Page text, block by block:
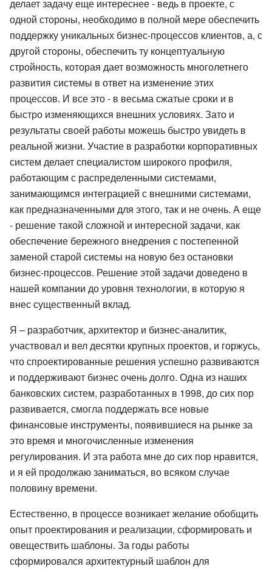
делает задачу еще интереснее - ведь в проекте, с
одной стороны, необходимо в полной мере обеспечить
поддержку уникальных бизнес-процессов клиентов, а, с
другой стороны, обеспечить ту концептуальную
стройность, которая дает возможность многолетнего
развития системы в ответ на изменение этих
процессов. И все это - в весьма сжатые сроки и в
быстро изменяющихся внешних условиях. Зато и
результаты своей работы можешь быстро увидеть в
реальной жизни. Участие в разработки корпоративных
систем делает специалистом широкого профиля,
работающим с распределенными системами,
занимающимся интеграцией с внешними системами,
как предназначенными для этого, так и не очень. А еще
- решение такой сложной и интересной задачи, как
обеспечение бережного внедрения с постепенной
заменой старой системы на новую без остановки
бизнес-процессов. Решение этой задачи доведено в
нашей компании до уровня технологии, в которую я
внес существенный вклад.
Я – разработчик, архитектор и бизнес-аналитик,
участвовал и вел десятки крупных проектов, и горжусь,
что спроектированные решения успешно развиваются
и поддерживают бизнес очень долго. Одна из наших
банковских систем, разработанных в 1998, до сих пор
развивается, смогла поддержать все новые
финансовые инструменты, появившиеся на рынке за
это время и многочисленные изменения
регулирования. И эта работа мне до сих пор нравится,
и я ей продолжаю заниматься, во всяком случае
половину времени.
Естественно, в процессе возникает желание обобщить
опыт проектирования и реализации, сформировать и
овеществить шаблоны. За годы работы
сформировался архитектурный шаблон для